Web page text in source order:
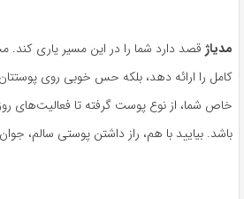
مدیاژ قصد دارد شما را در این مسیر یاری
کامل را ارائه دهد، بلکه حس خوبی روی پوستتان
خاص شما، از نوع پوست گرفته تا فعالیت‌های
باشد. بیایید با هم، راز داشتن پوستی سالم،